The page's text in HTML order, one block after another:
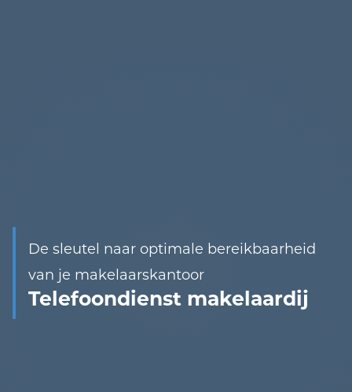
Telefoondienst makelaardij
De sleutel naar optimale bereikbaarheid
van je makelaarskantoor